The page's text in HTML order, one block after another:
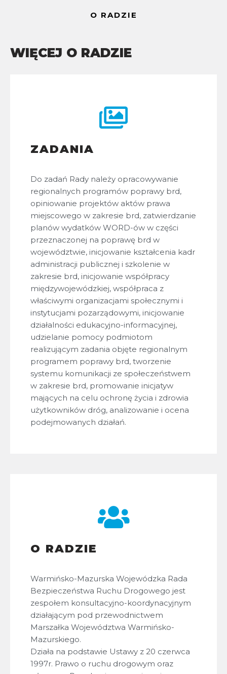
O RADZIE
WIĘCEJ O RADZIE
ZADANIA
Do zadań Rady należy opracowywanie
regionalnych programów poprawy brd,
opiniowanie projektów aktów prawa
miejscowego w zakresie brd, zatwierdzanie
planów wydatków WORD-ów w części
przeznaczonej na poprawę brd w
województwie, inicjowanie kształcenia kadr
administracji publicznej i szkolenie w
zakresie brd, inicjowanie współpracy
międzywojewódzkiej, współpraca z
właściwymi organizacjami społecznymi i
instytucjami pozarządowymi, inicjowanie
działalności edukacyjno-informacyjnej,
udzielanie pomocy podmiotom
realizującym zadania objęte regionalnym
programem poprawy brd, tworzenie
systemu komunikacji ze społeczeństwem
w zakresie brd, promowanie inicjatyw
mających na celu ochronę życia i zdrowia
użytkowników dróg, analizowanie i ocena
podejmowanych działań.
O RADZIE
Warmińsko-Mazurska Wojewódzka Rada
Bezpieczeństwa Ruchu Drogowego jest
zespołem konsultacyjno-koordynacyjnym
działającym pod przewodnictwem
Marszałka Województwa Warmińsko-
Mazurskiego.
Działa na podstawie Ustawy z 20 czerwca
1997r. Prawo o ruchu drogowym oraz